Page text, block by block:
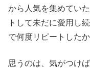
から人気を集めてい
トして未だに愛用し
で何度リピートした
思うのは、気がつけ